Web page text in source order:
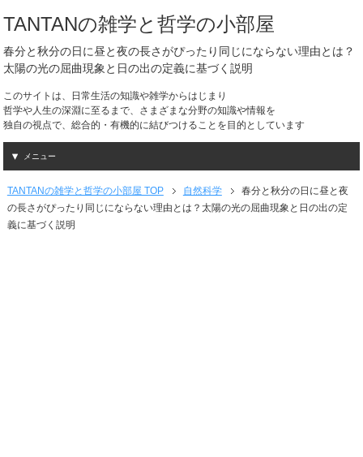
TANTANの雑学と哲学の小部屋
春分と秋分の日に昼と夜の長さがぴったり同じにならない理由とは？
太陽の光の屈曲現象と日の出の定義に基づく説明
このサイトは、日常生活の知識や雑学からはじまり
哲学や人生の深淵に至るまで、さまざまな分野の知識や情報を
独自の視点で、総合的・有機的に結びつけることを目的としています
メニュー
TANTANの雑学と哲学の小部屋 TOP 自然科学
春分と秋分の日に昼と夜
の長さがぴったり同じにならない理由とは？太陽の光の屈曲現象と日の出の定
義に基づく説明